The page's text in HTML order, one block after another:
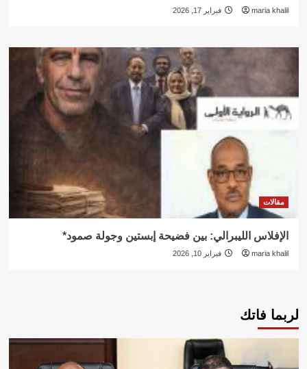
maria khalil فبراير 17, 2026
مقالات
الإفلاس الليبرالي: بين فضيحة إبستين وجولة صمود*
maria khalil فبراير 10, 2026
لربما فاتك